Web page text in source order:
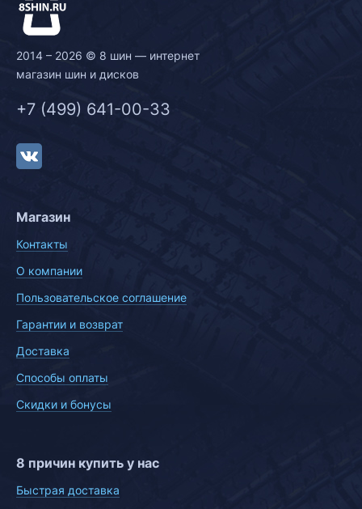
2014 – 2026 © 8 шин — интернет
магазин шин и дисков
+7 (499) 641-00-33
Магазин
Контакты
О компании
Пользовательское соглашение
Гарантии и возврат
Доставка
Способы оплаты
Скидки и бонусы
8 причин купить у нас
Быстрая доставка